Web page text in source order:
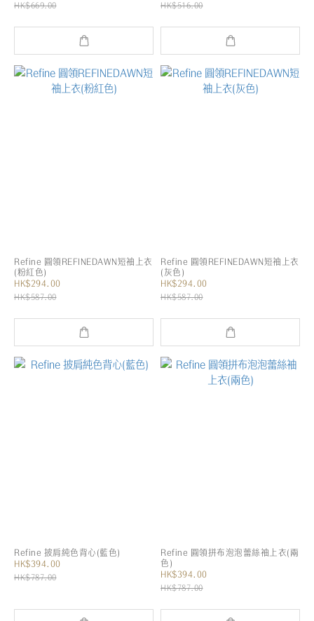
HK$669.00 HK$516.00
Refine 圓領REFINEDAWN短袖上衣
(粉紅色)
HK$294.00
HK$587.00
Refine 圓領REFINEDAWN短袖上衣
(灰色)
HK$294.00
HK$587.00
Refine 披肩純色背心(藍色)
HK$394.00
HK$787.00
Refine 圓領拼布泡泡蕾絲袖上衣(兩
色)
HK$394.00
HK$787.00